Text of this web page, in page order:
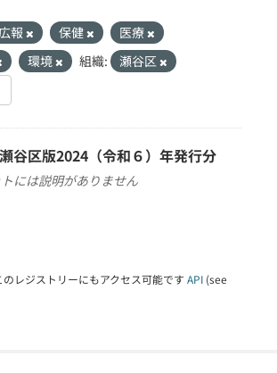
報 保健
医療
環境 組織:
瀬谷区
谷区版2024（令和６）年発行分
には説明がありません
レジストリーにもアクセス可能です API (see